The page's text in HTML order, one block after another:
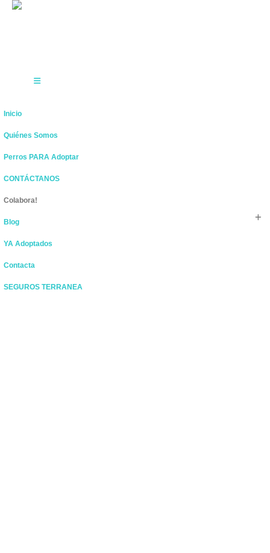
Inicio
Quiénes Somos
Perros PARA Adoptar
CONTÁCTANOS
Colabora!
Blog
YA Adoptados
Contacta
SEGUROS TERRANEA